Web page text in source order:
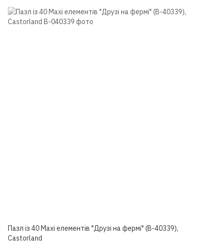
Пазл із 40 Maxi елементів "Друзі на фермі" (B-40339),
Castorland